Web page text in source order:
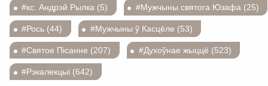
#кс. Андрэй Рылка (5) #Мужчыны святога Юзафа (25)
#Рось (44) #Мужчыны ў Касцёле (53)
#Святое Пісанне (207) #Духоўнае жыццё (523)
#Рэкалекцыі (642)